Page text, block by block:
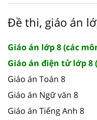
Đề thi, giáo án
Giáo án lớp 8 (các
Giáo án điện tử lớp 8
Giáo án Toán 8
Giáo án Ngữ văn 8
Giáo án Tiếng Anh 8